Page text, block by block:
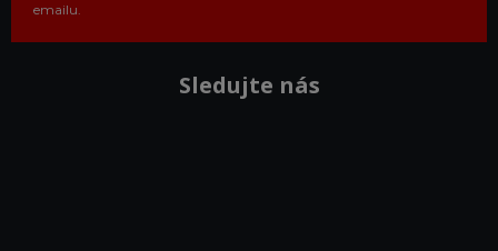
emailu.
Sledujte nás